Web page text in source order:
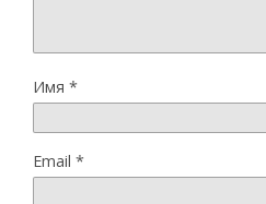
Имя *
Email *